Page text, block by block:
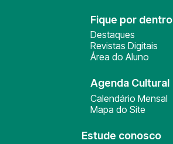
Fique por dentro
Destaques
Revistas Digitais
Área do Aluno
Agenda Cultural
Calendário Mensal
Mapa do Site
Estude conosco